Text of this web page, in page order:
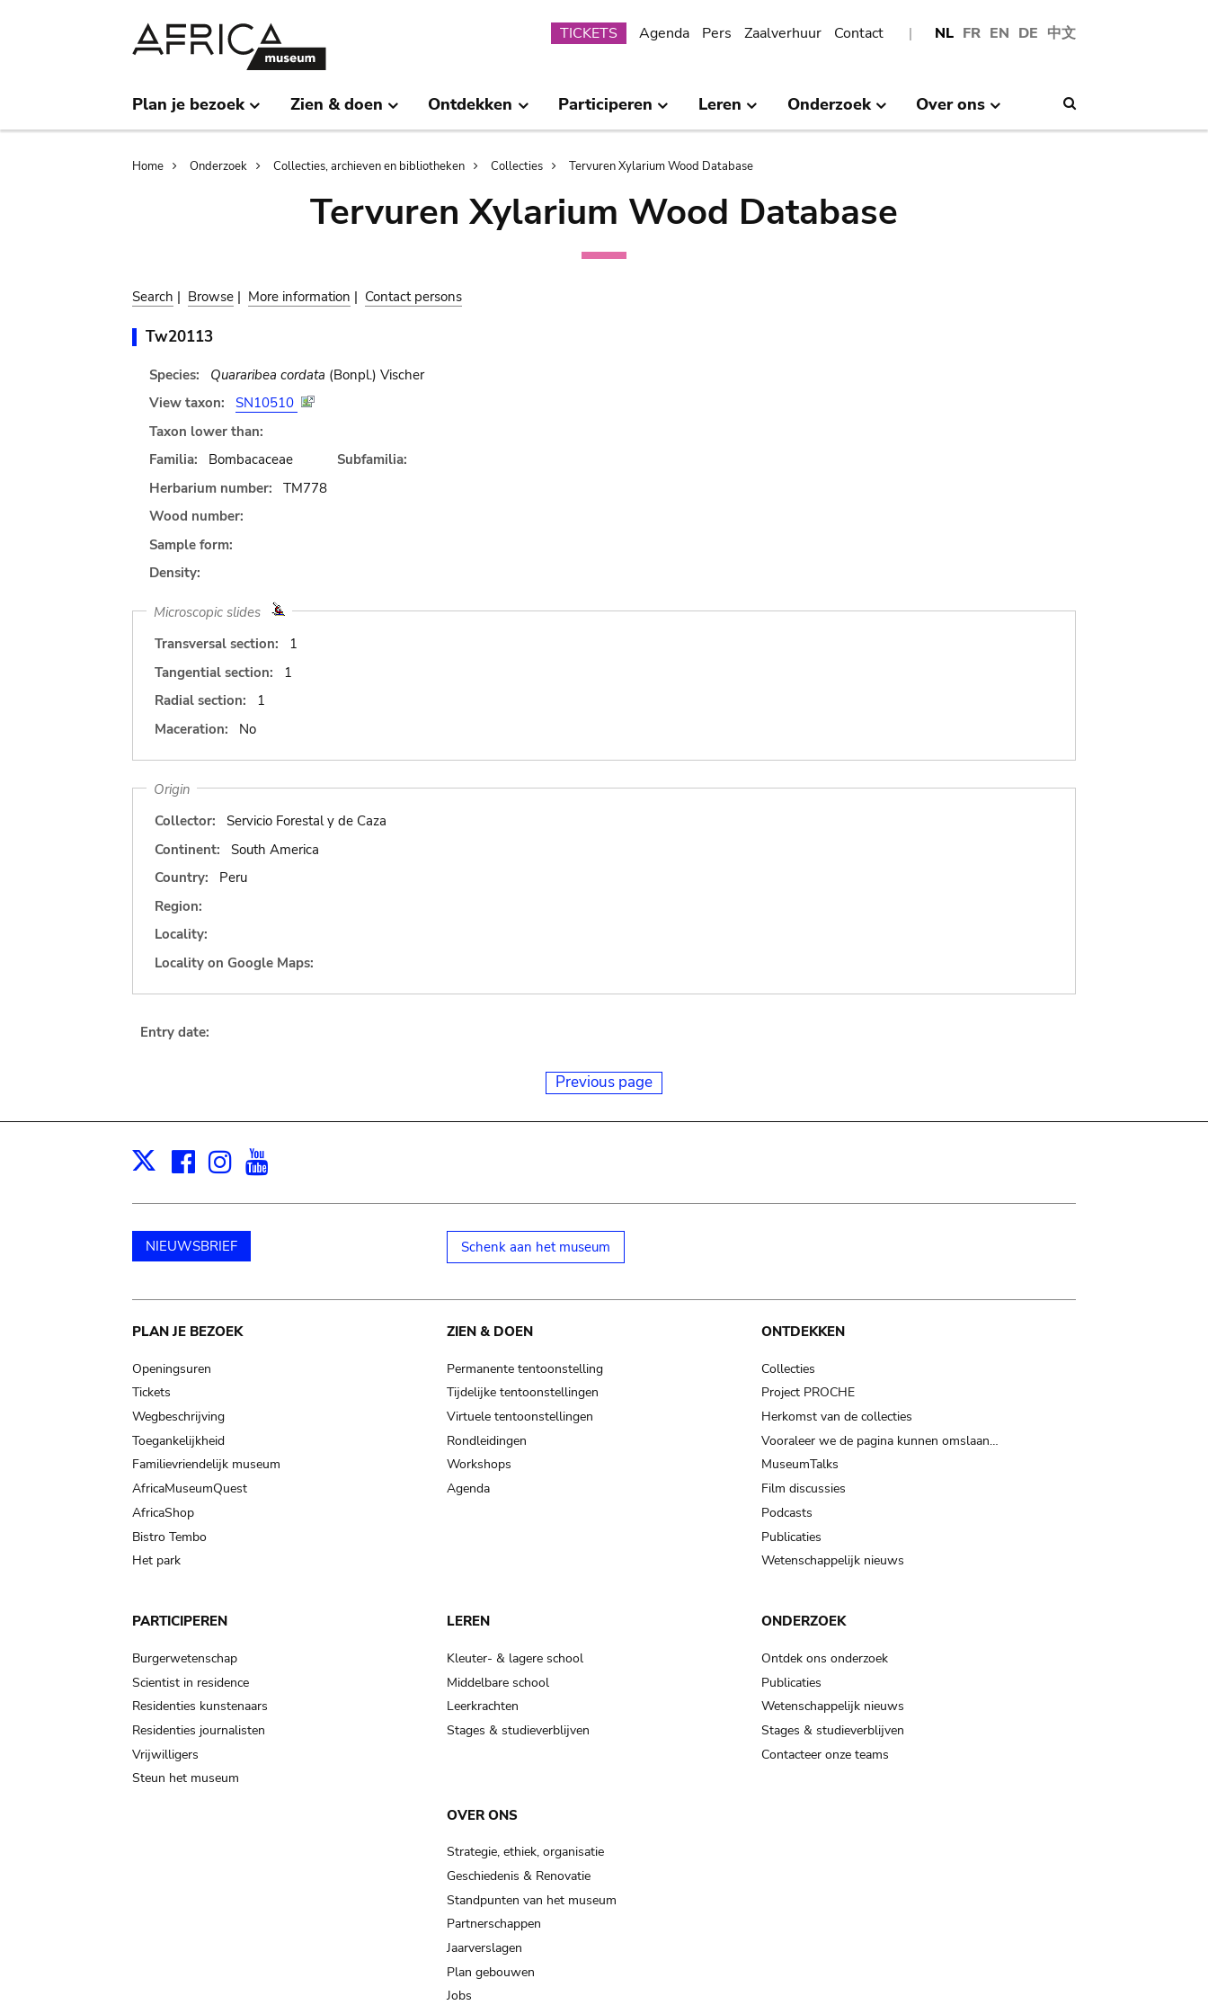
NL FR EN DE 中文
Submenu
TICKETS Agenda Pers Zaalverhuur Contact
Plan je bezoek Zien & doen Ontdekken Participeren Leren Onderzoek Over ons
Breadcrumb
Home Onderzoek Collecties, archieven en bibliotheken Collecties Tervuren Xylarium Wood Database
Tervuren Xylarium Wood Database
Search | Browse | More information | Contact persons
Tw20113
Species: Quararibea cordata (Bonpl.) Vischer
View taxon:
SN10510
Taxon lower than:
Familia:
Bombacaceae
Subfamilia:
Herbarium number:
TM778
Wood number:
Sample form:
Density:
Microscopic slides
Transversal section:
1
Tangential section:
1
Radial section:
1
Maceration:
No
Origin
Collector:
Servicio Forestal y de Caza
Continent:
South America
Country:
Peru
Region:
Locality:
Locality on Google Maps:
Entry date:
Previous page
X Facebook
Instagram
NIEUWSBRIEF Schenk aan het museum
Main
navigation
PLAN JE BEZOEK
Openingsuren
Tickets
Wegbeschrijving
Toegankelijkheid
Familievriendelijk museum
AfricaMuseumQuest
AfricaShop
Bistro Tembo
Het park
ZIEN & DOEN
Permanente tentoonstelling
Tijdelijke tentoonstellingen
Virtuele tentoonstellingen
Rondleidingen
Workshops
Agenda
ONTDEKKEN
Collecties
Project PROCHE
Herkomst van de collecties
Vooraleer we de pagina kunnen omslaan…
MuseumTalks
Film discussies
Podcasts
Publicaties
Wetenschappelijk nieuws
PARTICIPEREN
Burgerwetenschap
Scientist in residence
Residenties kunstenaars
Residenties journalisten
Vrijwilligers
Steun het museum
LEREN
Kleuter- & lagere school
Middelbare school
Leerkrachten
Stages & studieverblijven
ONDERZOEK
Ontdek ons onderzoek
Publicaties
Wetenschappelijk nieuws
Stages & studieverblijven
Contacteer onze teams
OVER ONS
Strategie, ethiek, organisatie
Geschiedenis & Renovatie
Standpunten van het museum
Partnerschappen
Jaarverslagen
Plan gebouwen
Jobs